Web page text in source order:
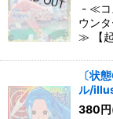
- ≪
ウン
≫ 【
〔状
ル/
380円